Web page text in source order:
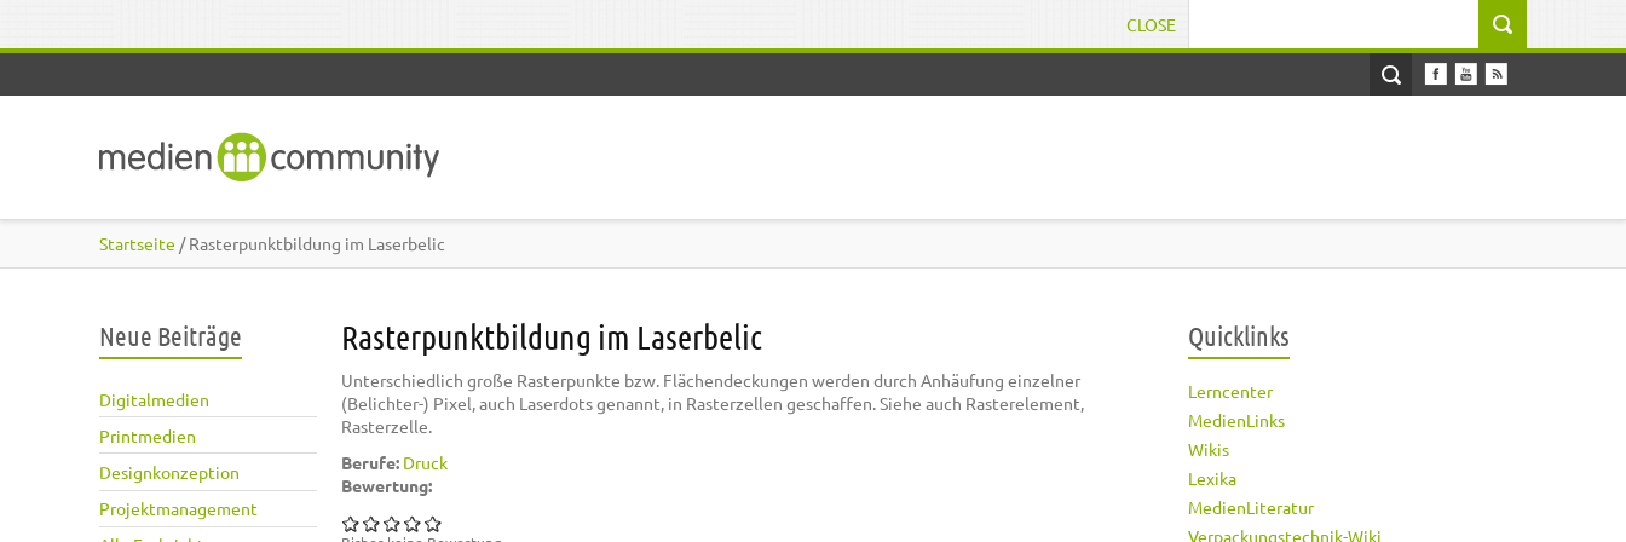
CLOSE
Startseite / Rasterpunktbildung im Laserbelic
Neue Beiträge
Digitalmedien
Printmedien
Designkonzeption
Projektmanagement
Rasterpunktbildung im Laserbelic
Unterschiedlich große Rasterpunkte bzw. Flächendeckungen werden durch Anhäufung einzelner
(Belichter-) Pixel, auch Laserdots genannt, in Rasterzellen geschaffen. Siehe auch Rasterelement,
Rasterzelle.
Berufe: Druck
Bewertung:
Quicklinks
Lerncenter
MedienLinks
Wikis
Lexika
MedienLiteratur
Verpackungstechnik-Wiki